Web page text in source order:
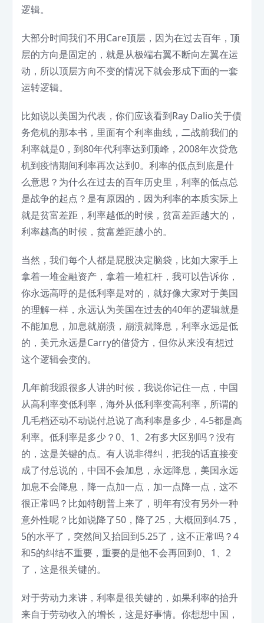
逻辑。
大部分时间我们不用Care顶层，因为在过去百年，顶
层的方向是固定的，就是从极端右翼不断向左翼在运
动，所以顶层方向不变的情况下就会形成下面的一套
运转逻辑。
比如说以美国为代表，你们应该看到Ray Dalio关于债
务危机的那本书，里面有个利率曲线，二战前我们的
利率就是0，到80年代利率达到顶峰，2008年次贷危
机到疫情期间利率再次达到0。利率的低点到底是什
么意思？为什么在过去的百年历史里，利率的低点总
是战争的起点？是有原因的，因为利率的本质实际上
就是贫富差距，利率越低的时候，贫富差距越大的，
利率越高的时候，贫富差距越小的。
当然，我们每个人都是屁股决定脑袋，比如大家手上
拿着一堆金融资产，拿着一堆杠杆，我可以告诉你，
你永远高呼的是低利率是对的，就好像大家对于美国
的理解一样，永远认为美国在过去的40年的逻辑就是
不能加息，加息就崩溃，崩溃就降息，利率永远是低
的，美元永远是Carry的借贷方，但你从来没有想过
这个逻辑会变的。
几年前我跟很多人讲的时候，我说你记住一点，中国
从高利率变低利率，海外从低利率变高利率，所谓的
几毛档还动不动说付总说了高利率是多少，4-5都是高
利率。低利率是多少？0、1、2有多大区别吗？没有
的，这是关键的点。有人说非得纠，把我的话直接变
成了付总说的，中国不会加息，永远降息，美国永远
加息不会降息，降一点加一点，加一点降一点，这不
很正常吗？比如特朗普上来了，明年有没有另外一种
意外性呢？比如说降了50，降了25，大概回到4.75，
5的水平了，突然间又抬回到5.25了，这不正常吗？4
和5的纠结不重要，重要的是他不会再回到0、1、2
了，这是很关键的。
对于劳动力来讲，利率是很关键的，如果利率的抬升
来自于劳动收入的增长，这是好事情。你想想中国，